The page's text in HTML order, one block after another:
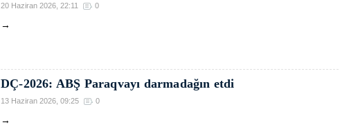
20 Haziran 2026, 22:11 0
→
DÇ-2026: ABŞ Paraqvayı darmadağın etdi
13 Haziran 2026, 09:25 0
→